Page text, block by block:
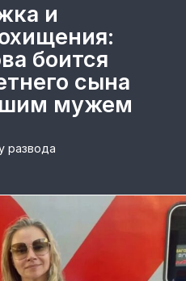
и
боится
сына
мужем
развода